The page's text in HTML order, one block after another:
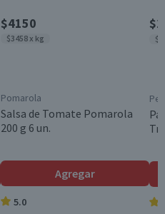
$4150
$3458 x kg
Pomarola
Salsa de Tomate Pomarola
200 g 6 un.
Agregar
5.0